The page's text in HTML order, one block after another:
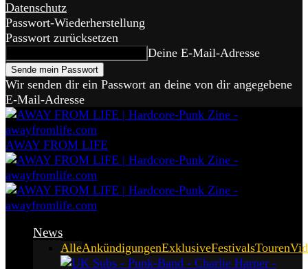
Datenschutz
Passwort-Wiederherstellung
Passwort zurücksetzen
Deine E-Mail-Adresse
Wir senden dir ein Passwort an deine von dir angegebene
E-Mail-Adresse
AWAY FROM LIFE
News
AlleAnkündigungenExklusiveFestivalsTouren